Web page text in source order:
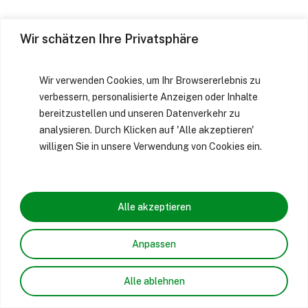
Wir schätzen Ihre Privatsphäre
Wir verwenden Cookies, um Ihr Browsererlebnis zu
verbessern, personalisierte Anzeigen oder Inhalte
bereitzustellen und unseren Datenverkehr zu
analysieren. Durch Klicken auf 'Alle akzeptieren'
willigen Sie in unsere Verwendung von Cookies ein.
Anpassen
Alle ablehnen
Alle akzeptieren